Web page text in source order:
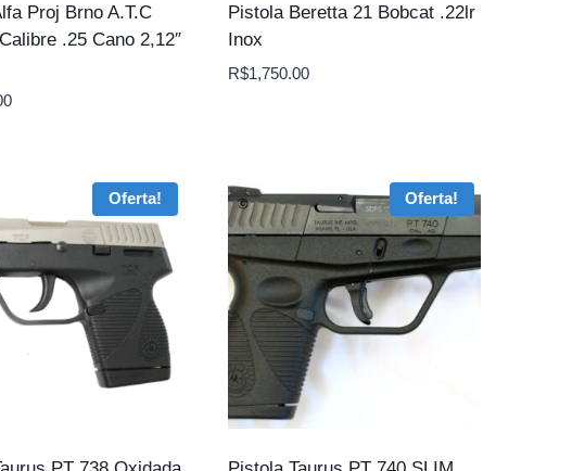
Proj Brno A.T.C
.25 Cano 2,12″
Pistola Beretta 21 Bobcat .22lr
Inox
R$1,750.00
Oferta! Oferta!